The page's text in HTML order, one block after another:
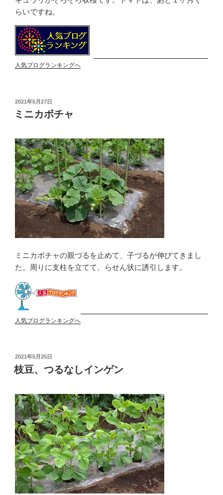
らいですね。
人気ブログランキングへ
投
稿
日:
2021年5月27日
ミニカボチャ
ミニカボチャの親づるを止めて、子づるが伸びてきまし
た。周りに支柱を立てて、らせん状に誘引します。
人気ブログランキングへ
投
稿
日:
2021年5月25日
枝豆、つるなしインゲン